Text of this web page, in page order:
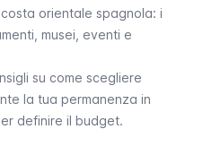
orientale spagnola: i
musei, eventi e
su come scegliere
la tua permanenza in
definire il budget.